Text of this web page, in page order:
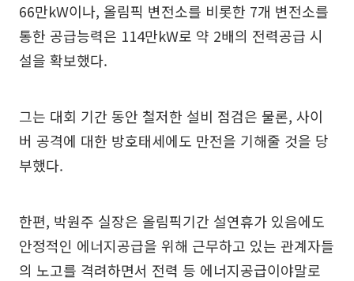
66만kW이나, 올림픽 변전소를 비롯한 7개 변전소를
통한 공급능력은 114만kW로 약 2배의 전력공급 시
설을 확보했다.
그는 대회 기간 동안 철저한 설비 점검은 물론, 사이
버 공격에 대한 방호태세에도 만전을 기해줄 것을 당
부했다.
한편, 박원주 실장은 올림픽기간 설연휴가 있음에도
안정적인 에너지공급을 위해 근무하고 있는 관계자들
의 노고를 격려하면서 전력 등 에너지공급이야말로